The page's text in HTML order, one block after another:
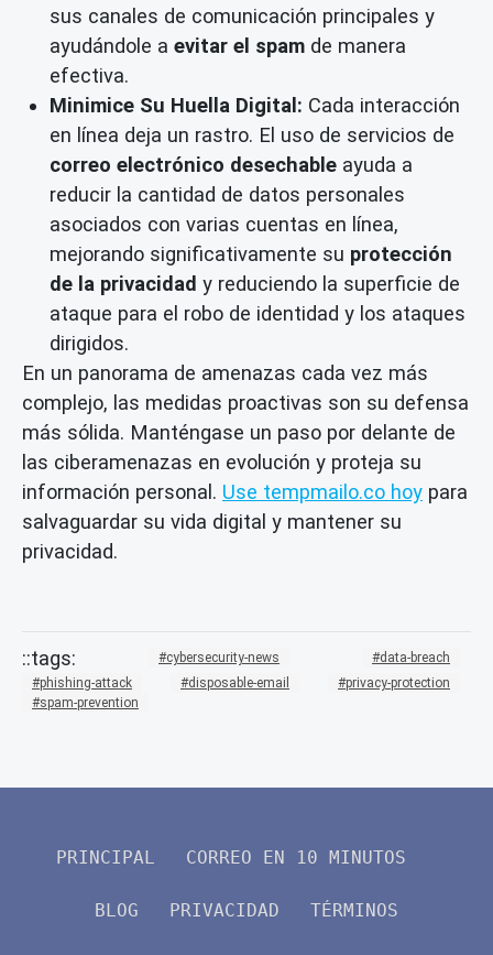
sus canales de comunicación principales y
ayudándole a evitar el spam de manera
efectiva.
Minimice Su Huella Digital: Cada interacción
en línea deja un rastro. El uso de servicios de
correo electrónico desechable ayuda a
reducir la cantidad de datos personales
asociados con varias cuentas en línea,
mejorando significativamente su protección
de la privacidad y reduciendo la superficie de
ataque para el robo de identidad y los ataques
dirigidos.
En un panorama de amenazas cada vez más
complejo, las medidas proactivas son su defensa
más sólida. Manténgase un paso por delante de
las ciberamenazas en evolución y proteja su
información personal. Use tempmailo.co hoy para
salvaguardar su vida digital y mantener su
privacidad.
cybersecurity-news
data-breach
phishing-attack
disposable-email
privacy-protection
spam-prevention
PRINCIPAL CORREO EN 10 MINUTOS
BLOG PRIVACIDAD TÉRMINOS